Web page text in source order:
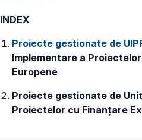
INDEX
Proiecte gestionate de
Implementare a
Europene
Proiecte gestionate de
Proiectelor cu Finanțare